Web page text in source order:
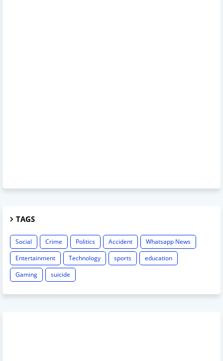
TAGS
Social Crime Politics Accident
Whatsapp News
Entertainment
Technology sports
education
Gaming
suicide